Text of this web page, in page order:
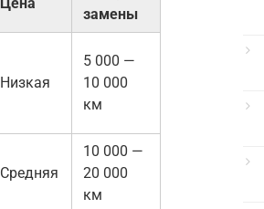
замены
Низкая
5 000 —
10 000
км
Средняя
10 000 —
20 000
км